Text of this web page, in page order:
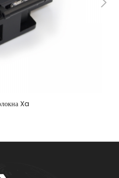
Xa